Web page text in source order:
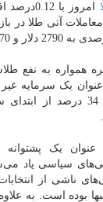
آتی طلا در
همواره به نفع
عنوان یک سرمایه
بیش از 34 درصد از
عنوان یک
سیاسی یاد
ناشی از
بوده است. به